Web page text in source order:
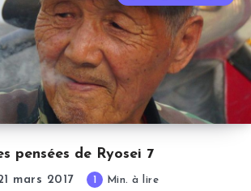
pensées de Ryosei 7
mars 2017 1 Min. à lire